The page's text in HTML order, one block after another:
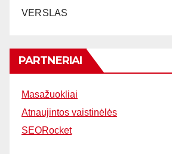
VERSLAS
PARTNERIAI
Masažuokliai
Atnaujintos vaistinėlės
SEORocket